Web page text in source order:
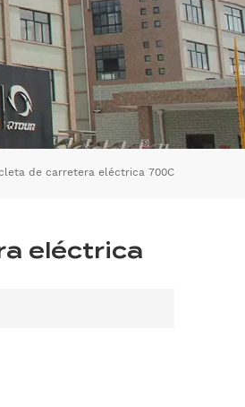
de carretera eléctrica 700C
eléctrica